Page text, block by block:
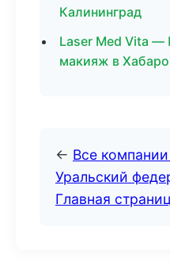
Калининград
Laser Med Vita —
макияж в
← Все
Уральский
Главная